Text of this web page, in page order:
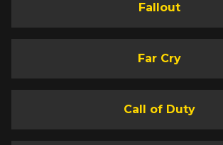
Fallout
Far Cry
Call of Duty